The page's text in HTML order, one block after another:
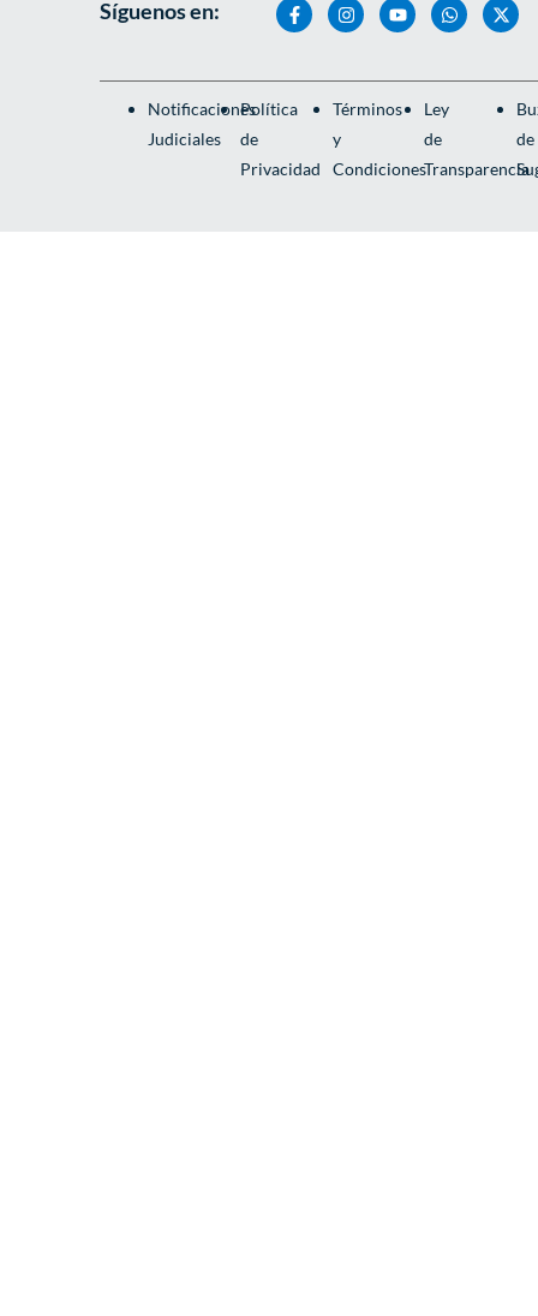
Síguenos en:
Notificaciones
Judiciales
Política
de
Privacidad
Términos
y
Condiciones
Ley
de
Transparencia
de